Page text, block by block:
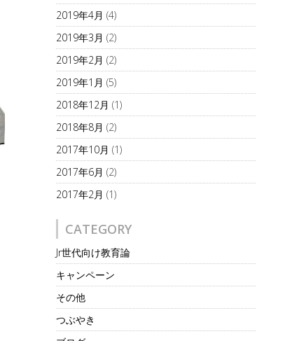
2019年4月 (4)
2019年3月 (2)
2019年2月 (2)
2019年1月 (5)
2018年12月 (1)
2018年8月 (2)
2017年10月 (1)
2017年6月 (2)
2017年2月 (1)
CATEGORY
Jr世代向け教育論
キャンペーン
その他
つぶやき